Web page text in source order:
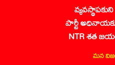
పార్టీ
NTR శత
మన